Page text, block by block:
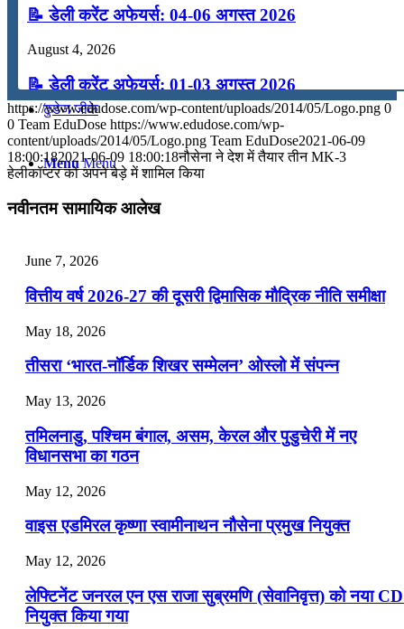
मॉक टेस्ट
टुडेज जीके
Menu Menu
📝 डेली करेंट अफेयर्स: 04-06 अगस्त 2026
August 4, 2026
📝 डेली करेंट अफेयर्स: 01-03 अगस्त 2026
July 31, 2026
📝 डेली करेंट अफेयर्स: 28-31 जुलाई 2026
July 25, 2026
📝 डेली करेंट अफेयर्स: 22-24 जुलाई 2026
July 22, 2026
📝 डेली करेंट अफेयर्स: 19-21 जुलाई 2026
July 19, 2026
📝 डेली करेंट अफेयर्स: 16-18 जुलाई 2026
https://www.edudose.com/wp-content/uploads/2014/05/Logo.png 0
0 Team EduDose https://www.edudose.com/wp-
content/uploads/2014/05/Logo.png Team EduDose2021-06-09
18:00:182021-06-09 18:00:18नौसेना ने देश में तैयार तीन MK-3
हेलीकॉप्टर को अपने बेड़े में शामिल किया
नवीनतम सामायिक आलेख
June 7, 2026
वित्तीय वर्ष 2026-27 की दूसरी द्विमासिक मौद्रिक नीति समीक्षा
May 18, 2026
तीसरा ‘भारत-नॉर्डिक शिखर सम्मेलन’ ओस्लो में संपन्न
May 13, 2026
तमिलनाडु, पश्चिम बंगाल, असम, केरल और पुडुचेरी में नए
विधानसभा का गठन
May 12, 2026
वाइस एडमिरल कृष्णा स्वामीनाथन नौसेना प्रमुख नियुक्त
May 12, 2026
लेफ्टिनेंट जनरल एन एस राजा सुब्रमणि (सेवानिवृत्त) को नया
नियुक्त किया गया